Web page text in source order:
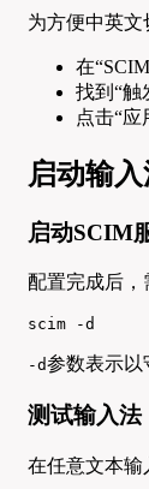
为方便中英文
在
找到“触
点击“应
启动输
启动SCIM
配置完成后，
scim -d
-d参数表示以
测试输入法
在任意文本输